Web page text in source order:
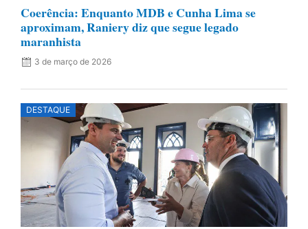
Coerência: Enquanto MDB e Cunha Lima se
aproximam, Raniery diz que segue legado
maranhista
3 de março de 2026
DESTAQUE